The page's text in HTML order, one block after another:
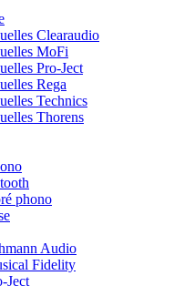
Clearaudio
MoFi
Pro-Ject
Rega
Technics
Thorens
phono
Audio
Fidelity
Ject